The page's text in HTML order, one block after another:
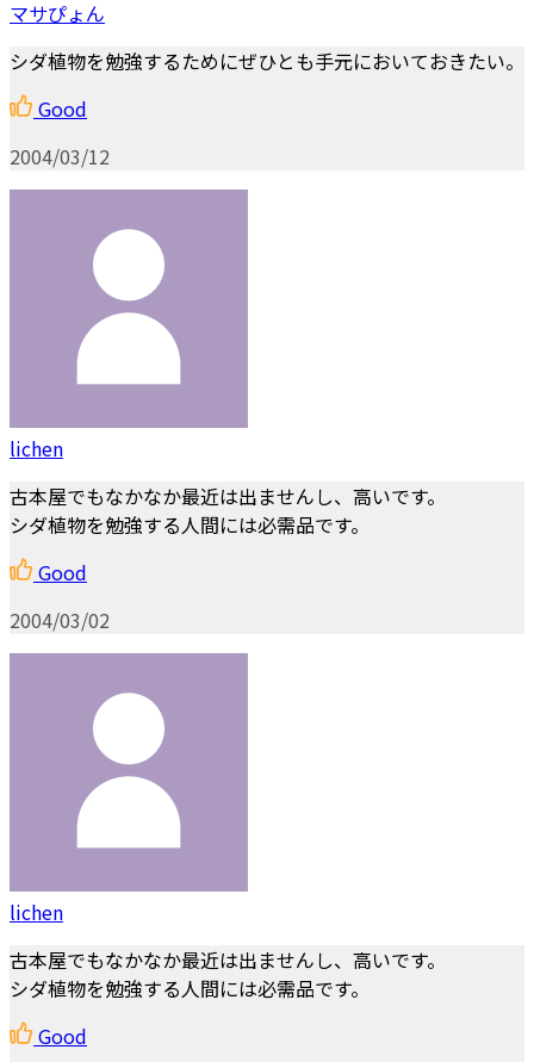
マサぴょん
シダ植物を勉強するためにぜひとも手元においておきたい。
Good
2004/03/12
lichen
古本屋でもなかなか最近は出ませんし、高いです。
シダ植物を勉強する人間には必需品です。
Good
2004/03/02
lichen
古本屋でもなかなか最近は出ませんし、高いです。
シダ植物を勉強する人間には必需品です。
Good